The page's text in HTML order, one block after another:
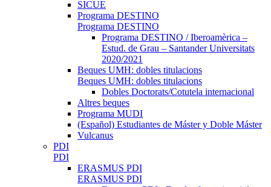
SICUE
Programa DESTINO
Programa DESTINO
Programa DESTINO / Iberoamèrica –
Estud. de Grau – Santander Universitats
2020/2021
Beques UMH: dobles titulacions
Beques UMH: dobles titulacions
Dobles Doctorats/Cotutela internacional
Altres beques
Programa MUDI
(Español) Estudiantes de Máster y Doble Máster
Vulcanus
PDI
PDI
ERASMUS PDI
ERASMUS PDI